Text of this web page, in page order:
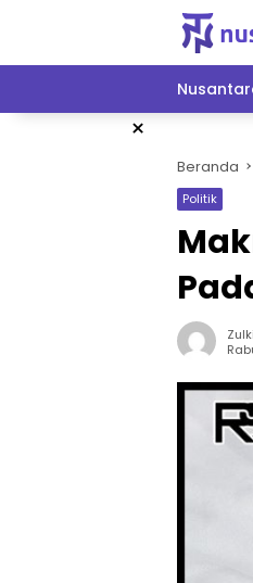
×
Beranda
Politik